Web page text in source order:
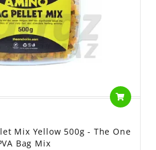
Mix Yellow 500g - The One
Bag Mix